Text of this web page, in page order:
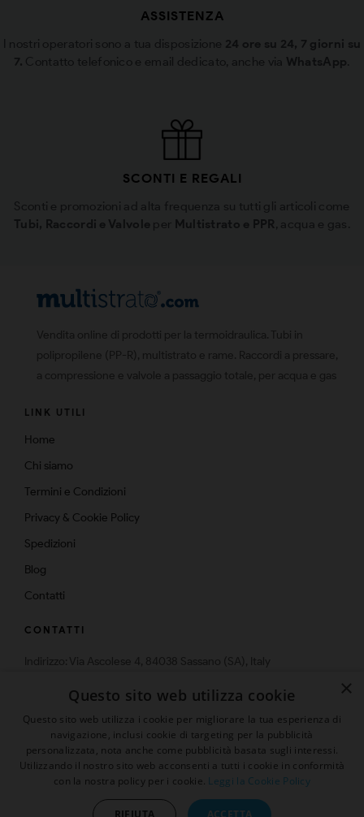
ASSISTENZA
I nostri operatori sono a tua disposizione 24 ore su 24, 7 giorni su
7. Contatto telefonico e email dedicato, anche via WhatsApp
SCONTI E REGALI
Sconti e promozioni ad alta frequenza su tutti gli articoli come
Tubi, Raccordi e Valvole per Multistrato e PPR , acqua e gas.
LINK UTILI
Home
Chi siamo
Termini e Condizioni
Privacy & Cookie Policy
Spedizioni
Blog
Contatti
CONTATTI
Email: info@multistrato.com
© 2026 | Tutti i diritti sono riservati
Presenta un "Amico" ed ottieni
sconto 5%
×
Questo sito web utilizza cookie
Questo sito web utilizza i cookie per migliorare la tua esperienza di
navigazione, inclusi cookie di targeting per la pubblicità
personalizzata, nota anche come pubblicità basata sugli interessi.
Utilizzando il nostro sito web acconsenti a tutti i cookie in conformità
con la nostra policy per i cookie. Leggi la Cookie Policy
ACCETTA
RIFIUTA